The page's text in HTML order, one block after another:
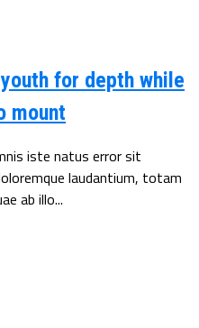
for depth while
mount
iste natus error sit
laudantium, totam
ab illo...